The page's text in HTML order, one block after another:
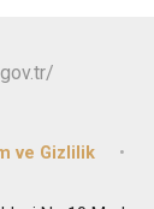
ve Gizlilik